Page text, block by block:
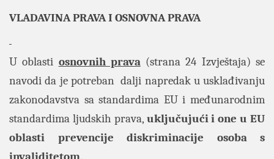
VLADAVINA PRAVA I OSNOVNA PRAVA
U oblasti osnovnih prava(strana 24 Izvještaja) se
navodi da je potreban dalji napredak u usklađivanju
zakonodavstva sa standardima EU i međunarodnim
standardima ljudskih prava, uključujući i one u EU
oblasti prevencije diskriminacije osoba s